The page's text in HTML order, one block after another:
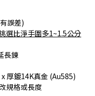
誤差)
選比淨手圍多1~1.5公分
長鍊
厚鍍14K真金 (Au585)
規格或長度